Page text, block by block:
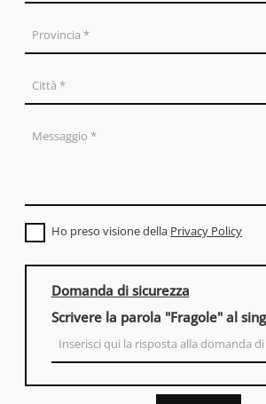
Ho preso visione della Privacy Policy
Domanda di sicurezza
Scrivere la parola "Fragole" al